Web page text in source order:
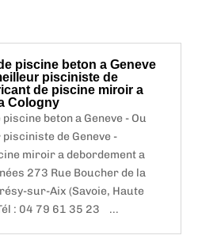
piscine beton a Geneve
pisciniste de
de piscine miroir a
Cologny
beton a Geneve - Ou
de Geneve -
miroir a debordement a
273 Rue Boucher de la
sur-Aix (Savoie, Haute
: 04 79 61 35 23 ...